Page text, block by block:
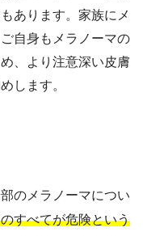
あります。家族にメ
自身もメラノーマの
、より注意深い皮膚
します。
のメラノーマについ
すべてが危険という